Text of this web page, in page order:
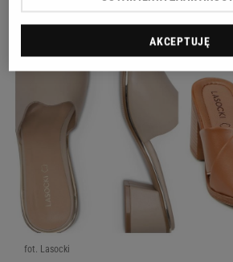
fot. Lasocki
AKCEPTUJĘ